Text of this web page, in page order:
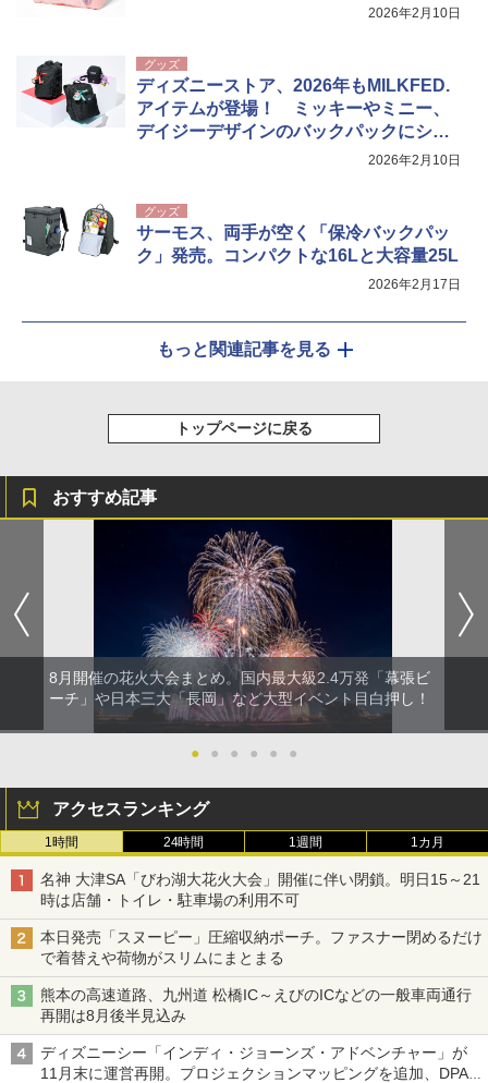
2026年2月10日
グッズ
ディズニーストア、2026年もMILKFED.
アイテムが登場！ ミッキーやミニー、
デイジーデザインのバックパックにショ
2026年2月10日
グッズ
サーモス、両手が空く「保冷バックパッ
ク」発売。コンパクトな16Lと大容量25L
2026年2月17日
もっと関連記事を見る
トップページに戻る
おすすめ記事
8月開催の花火大会まとめ。国内最大級2.4万発「幕張ビ
ーチ」や日本三大「長岡」など大型イベント目白押し！
● ● ● ● ● ●
アクセスランキング
1時間 24時間 1週間 1カ月
名神 大津SA「びわ湖大花火大会」開催に伴い閉鎖。明日15～21
時は店舗・トイレ・駐車場の利用不可
本日発売「スヌーピー」圧縮収納ポーチ。ファスナー閉めるだけ
で着替えや荷物がスリムにまとまる
熊本の高速道路、九州道 松橋IC～えびのICなどの一般車両通行
再開は8月後半見込み
ディズニーシー「インディ・ジョーンズ・アドベンチャー」が
11月末に運営再開。プロジェクションマッピングを追加、DPA